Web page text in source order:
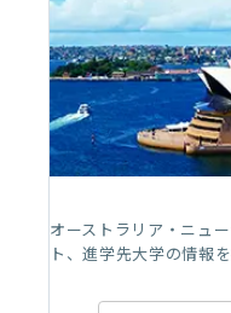
オーストラリア・ニュ
ト、進学先大学の情報